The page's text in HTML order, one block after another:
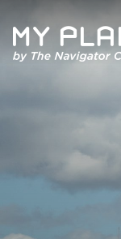
Quem